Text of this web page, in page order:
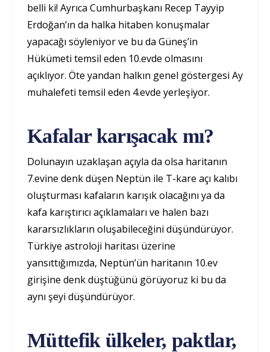
belli ki! Ayrıca Cumhurbaşkanı Recep Tayyip
Erdoğan’ın da halka hitaben konuşmalar
yapacağı söyleniyor ve bu da Güneş’in
Hükümeti temsil eden 10.evde olmasını
açıklıyor. Öte yandan halkın genel göstergesi Ay
muhalefeti temsil eden 4.evde yerleşiyor.
Kafalar karışacak mı?
Dolunayın uzaklaşan açıyla da olsa haritanın
7.evine denk düşen Neptün ile T-kare açı kalıbı
oluşturması kafaların karışık olacağını ya da
kafa karıştırıcı açıklamaları ve halen bazı
kararsızlıkların oluşabileceğini düşündürüyor.
Türkiye astroloji haritası üzerine
yansıttığımızda, Neptün’ün haritanın 10.ev
girişine denk düştüğünü görüyoruz ki bu da
aynı şeyi düşündürüyor.
Müttefik ülkeler, paktlar,